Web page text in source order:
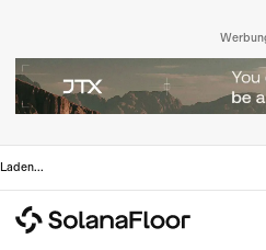
Laden...